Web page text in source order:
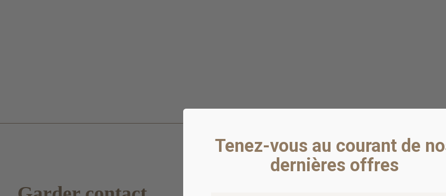
Tenez-vous au courant de
dernières offres